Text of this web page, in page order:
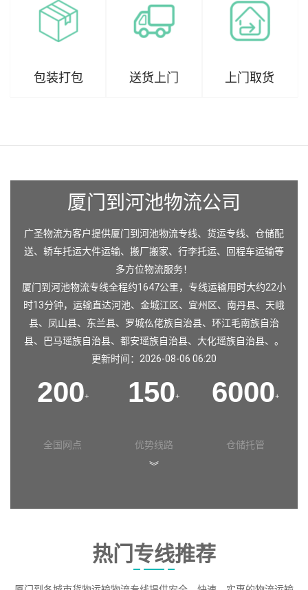
包装打包 送货上门 上门取货
厦门到河池物流公司
广圣物流为客户提供厦门到河池物流专线、货运专线、仓储配
送、轿车托运大件运输、搬厂搬家、行李托运、回程车运输等
多方位物流服务！
厦门到河池物流专线全程约1647公里，专线运输用时大约22小
时13分钟，运输直达河池、 金城江区、 宜州区、 南丹县、 天峨
县、 凤山县、 东兰县、 罗城仫佬族自治县、 环江毛南族自治
县、 巴马瑶族自治县、 都安瑶族自治县、 大化瑶族自治县、。
更新时间：2026-08-06 06:20
200+
全国网点
150+
优势线路
6000+
仓储托管
︾
热门专线推荐